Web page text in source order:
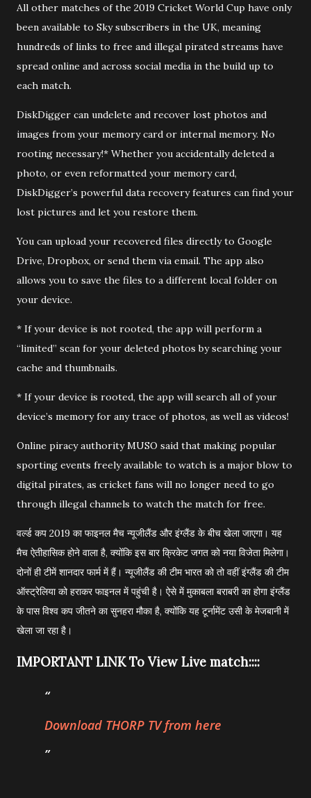
All other matches of the 2019 Cricket World Cup have only
been available to Sky subscribers in the UK, meaning
hundreds of links to free and illegal pirated streams have
spread online and across social media in the build up to
each match.
DiskDigger can undelete and recover lost photos and
images from your memory card or internal memory. No
rooting necessary!* Whether you accidentally deleted a
photo, or even reformatted your memory card,
DiskDigger’s powerful data recovery features can find your
lost pictures and let you restore them.
You can upload your recovered files directly to Google
Drive, Dropbox, or send them via email. The app also
allows you to save the files to a different local folder on
your device.
* If your device is not rooted, the app will perform a
“limited” scan for your deleted photos by searching your
cache and thumbnails.
* If your device is rooted, the app will search all of your
device’s memory for any trace of photos, as well as videos!
Online piracy authority MUSO said that making popular
sporting events freely available to watch is a major blow to
digital pirates, as cricket fans will no longer need to go
through illegal channels to watch the match for free.
वर्ल्ड कप 2019 का फाइनल मैच न्यूजीलैंड और इंग्लैंड के बीच खेला जाएगा। यह
मैच ऐतीहासिक होने वाला है, क्योंकि इस बार क्रिकेट जगत को नया विजेता मिलेगा।
दोनों ही टीमें शानदार फार्म में हैं। न्यूजीलैंड की टीम भारत को तो वहीं इंग्लैंड की टीम
ऑस्ट्रेलिया को हराकर फाइनल में पहुंची है। ऐसे में मुकाबला बराबरी का होगा इंग्लैंड
के पास विश्व कप जीतने का सुनहरा मौका है, क्योंकि यह टूर्नामेंट उसी के मेजबानी में
खेला जा रहा है।
IMPORTANT LINK To View Live match::::
Download THORP TV from here